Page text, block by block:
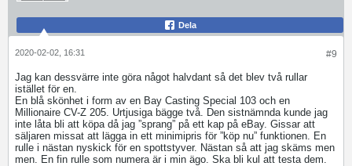
Dela
#9
2020-02-02, 16:31
Jag kan dessvärre inte göra något halvdant så det blev två rullar
istället för en.
En blå skönhet i form av en Bay Casting Special 103 och en
Millionaire CV-Z 205. Urtjusiga bägge två. Den sistnämnda kunde jag
inte låta bli att köpa då jag ”sprang” på ett kap på eBay. Gissar att
säljaren missat att lägga in ett minimipris för ”köp nu” funktionen. En
rulle i nästan nyskick för en spottstyver. Nästan så att jag skäms men
men. En fin rulle som numera är i min ägo. Ska bli kul att testa dem.